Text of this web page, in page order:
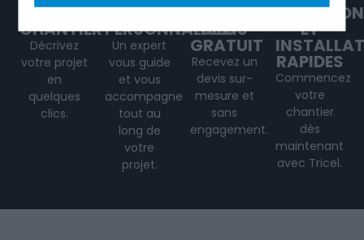
VOTRE
CHANTIER
Décrivez
votre projet
en
quelques
clics.
CONSEILS
PERSONNALISÉS
Un expert
vous guide
et vous
accompagne
tout au
long de
votre
projet.
UN
DEVIS
GRATUIT
Recevez un
devis sur-
mesure et
sans
engagement.
LIVRAISON
ET
RAPIDES
Commencez
votre
chantier
dès
maintenant
avec Tricel.